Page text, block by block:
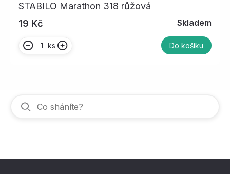
STABILO Marathon 318 růžová
19 Kč
Skladem
ks Do košíku